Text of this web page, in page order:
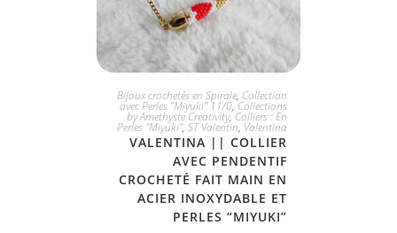
JE L'ADOPTE
Bijoux crochetés en Spirale, Collection
avec Perles "Miyuki" 11/0,Collections
by Amethyste Creativity,Colliers : En
Perles "Miyuki", ST Valentin, Valentina
VALENTINA || COLLIER
AVEC PENDENTIF
CROCHETÉ FAIT MAIN EN
ACIER INOXYDABLE ET
PERLES “MIYUKI”